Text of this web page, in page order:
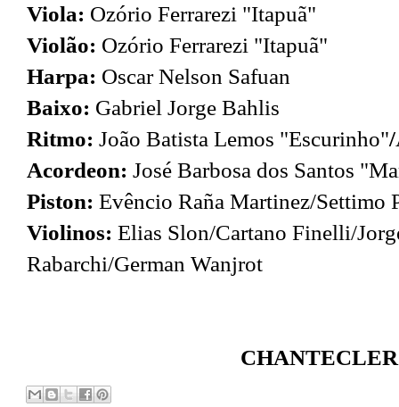
Viola: Ozório Ferrarezi "Itapuã"
Violão: Ozório Ferrarezi "Itapuã"
Harpa: Oscar Nelson Safuan
Baixo: Gabriel Jorge Bahlis
Ritmo: João Batista Lemos "Escurinho"/
Acordeon: José Barbosa dos Santos
Piston: Evêncio Raña Martinez/Settimo
Violinos: Elias Slon/Cartano Finelli/
Rabarchi/German Wanjrot
CHANTECLER